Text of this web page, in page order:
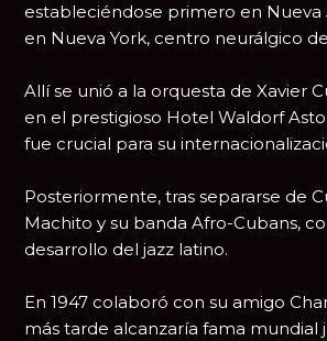
estableciéndose primero en Nueva
en Nueva York, centro neurálgico
Allí se unió a la orquesta deXavier
en el prestigioso Hotel Waldorf
fue crucial para su
Posteriormente, tras separarse de
Machito y su banda Afro-Cubans,
desarrollo del jazz latino.
En 1947 colaboró con su amigo
más tarde alcanzaría fama mundial